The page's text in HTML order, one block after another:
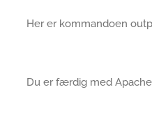
Her er kommandoen
Du er færdig med